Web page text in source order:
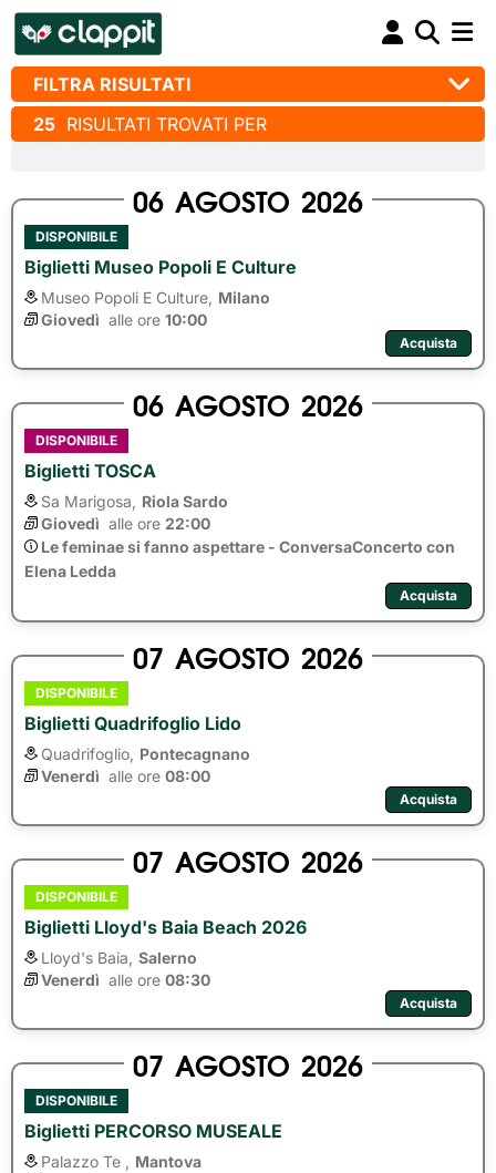
FILTRA RISULTATI
25 RISULTATI TROVATI PER
06 AGOSTO 2026
DISPONIBILE
Biglietti Museo Popoli E Culture
Museo Popoli E Culture, Milano
Giovedì alle ore 10:00
Acquista
06 AGOSTO 2026
DISPONIBILE
Biglietti TOSCA
Sa Marigosa,
Riola Sardo
Giovedì alle ore 22:00
Le feminae si fanno aspettare - ConversaConcerto con
Elena Ledda
Acquista
07 AGOSTO 2026
DISPONIBILE
Biglietti Quadrifoglio Lido
Quadrifoglio, Pontecagnano
Venerdì alle ore 08:00
Acquista
07 AGOSTO 2026
DISPONIBILE
Biglietti Lloyd's Baia Beach 2026
Lloyd's Baia, Salerno
Venerdì alle ore 08:30
Acquista
07 AGOSTO 2026
DISPONIBILE
Biglietti PERCORSO MUSEALE
Palazzo Te ,
Mantova